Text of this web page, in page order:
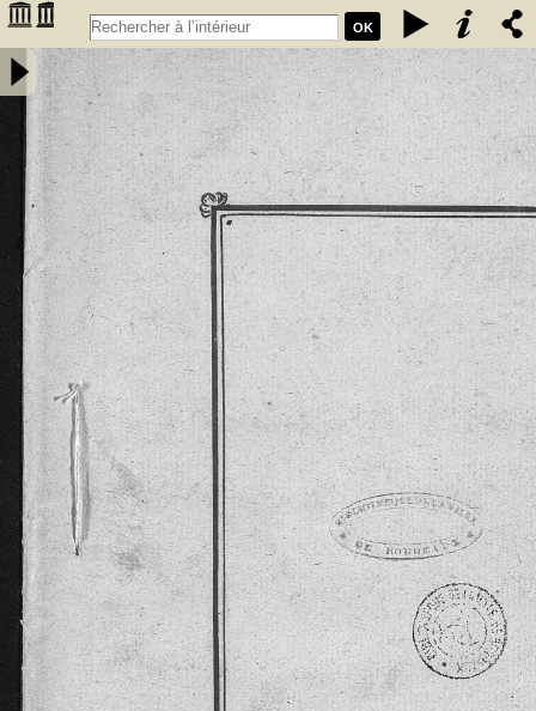
OK
Extrait des coutumes données aux habitants de la chastellenie de
Fumel par les seigneurs de Fumel. Les coustumes, en langage
gascon sont de l'an 1265 et l'Extrait de l'an 1297 -